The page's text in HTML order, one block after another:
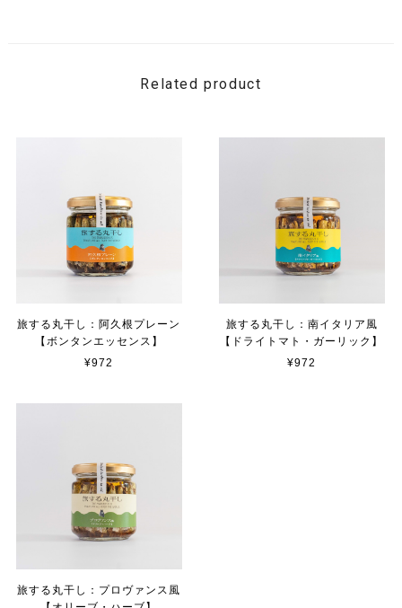
Related product
旅する丸干し：阿久根プレーン
【ボンタンエッセンス】
¥972
旅する丸干し：南イタリア風
【ドライトマト・ガーリック】
¥972
旅する丸干し：プロヴァンス風